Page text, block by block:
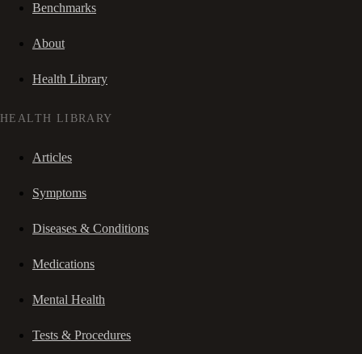
Benchmarks
About
Health Library
HEALTH LIBRARY
Articles
Symptoms
Diseases & Conditions
Medications
Mental Health
Tests & Procedures